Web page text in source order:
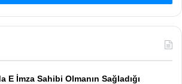
E İmza Sahibi Olmanın Sağladığı